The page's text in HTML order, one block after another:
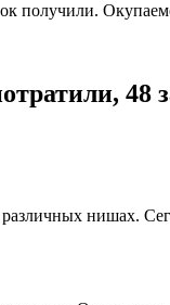
получили.
48
нишах.